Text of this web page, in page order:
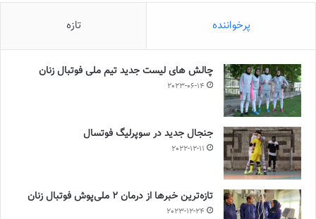
پرخواننده تازه
چالش هاى ليست جدید تيم ملى فوتبال زنان
2023-06-14
جنجال جدید در سوپرلیگ فوتسال
2022-12-11
تازه‌ترین خبرها از درمان ۲ ملی‌پوش فوتبال زنان
2023-12-24